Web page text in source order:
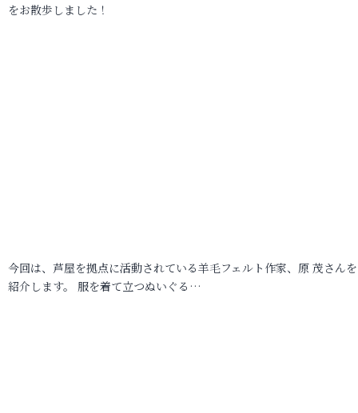
をお散歩しました！
今回は、芦屋を拠点に活動されている羊毛フェルト作家、原 茂さん
紹介します。 服を着て立つぬいぐる…